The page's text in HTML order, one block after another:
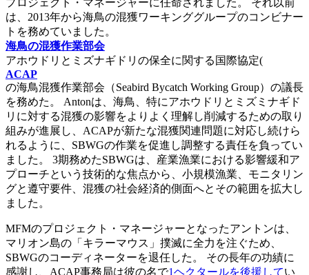
プロジェクト・マネージャーに任命されました。 それ以前
は、2013年から海鳥の混獲ワーキンググループのコンビナー
トを務めていました。
海鳥の混獲作業部会
アホウドリとミズナギドリの保全に関する国際協定(
ACAP
の海鳥混獲作業部会（Seabird Bycatch Working Group）の議長
を務めた。 Antonは、海鳥、特にアホウドリとミズミナギド
リに対する混獲の影響をよりよく理解し削減するための取り
組みが進展し、ACAPが新たな混獲関連問題に対応し続けら
れるように、SBWGの作業を促進し調整する責任を負ってい
ました。 3期務めたSBWGは、産業漁業における影響緩和ア
プローチという技術的な焦点から、小規模漁業、モニタリン
グと遵守要件、混獲の社会経済的側面へとその範囲を拡大し
ました。
MFMのプロジェクト・マネージャーとなったアントンは、
マリオン島の「キラーマウス」撲滅に全力を注ぐため、
SBWGのコーディネーターを退任した。 その長年の功績に
感謝し、ACAP事務局は彼の名で1ヘクタールを後援してい